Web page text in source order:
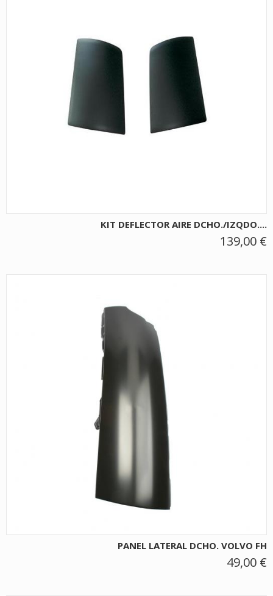
KIT DEFLECTOR AIRE DCHO./IZQDO....
139,00 €
PANEL LATERAL DCHO. VOLVO FH
49,00 €